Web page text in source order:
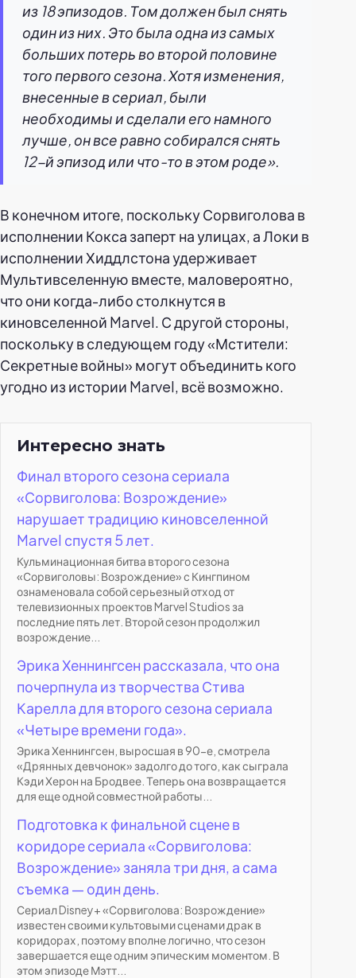
из 18 эпизодов. Том должен был снять
один из них. Это была одна из самых
больших потерь во второй половине
того первого сезона. Хотя изменения,
внесенные в сериал, были
необходимы и сделали его намного
лучше, он все равно собирался снять
12-й эпизод или что-то в этом роде».
В конечном итоге, поскольку Сорвиголова в
исполнении Кокса заперт на улицах, а Локи в
исполнении Хиддлстона удерживает
Мультивселенную вместе, маловероятно,
что они когда-либо столкнутся в
киновселенной Marvel. С другой стороны,
поскольку в следующем году «Мстители:
Секретные войны» могут объединить кого
угодно из истории Marvel, всё возможно.
Интересно знать
Финал второго сезона сериала
«Сорвиголова: Возрождение»
нарушает традицию киновселенной
Marvel спустя 5 лет.
Кульминационная битва второго сезона
«Сорвиголовы: Возрождение» с Кингпином
ознаменовала собой серьезный отход от
телевизионных проектов Marvel Studios за
последние пять лет. Второй сезон продолжил
возрождение...
Эрика Хеннингсен рассказала, что она
почерпнула из творчества Стива
Карелла для второго сезона сериала
«Четыре времени года».
Эрика Хеннингсен, выросшая в 90-е, смотрела
«Дрянных девчонок» задолго до того, как сыграла
Кэди Херон на Бродвее. Теперь она возвращается
для еще одной совместной работы...
Подготовка к финальной сцене в
коридоре сериала «Сорвиголова:
Возрождение» заняла три дня, а сама
съемка — один день.
Сериал Disney+ «Сорвиголова: Возрождение»
известен своими культовыми сценами драк в
коридорах, поэтому вполне логично, что сезон
завершается еще одним эпическим моментом. В
этом эпизоде Мэтт...